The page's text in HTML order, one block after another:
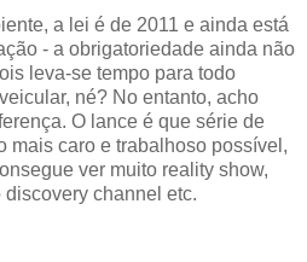
a lei é de 2011 e ainda está
- a obrigatoriedade ainda não
leva-se tempo para todo
né? No entanto, acho
O lance é que série de
mais caro e trabalhoso possível,
ver muito reality show,
channel etc.